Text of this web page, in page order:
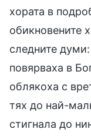
хората в
обикновените
следните
повярваха в
облякоха с
тях до най-
стигнала до